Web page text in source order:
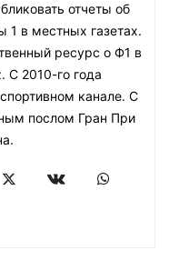
отчеты об
1 в местных газетах.
ресурс о Ф1 в
С 2010-го года
канале. С
послом Гран При